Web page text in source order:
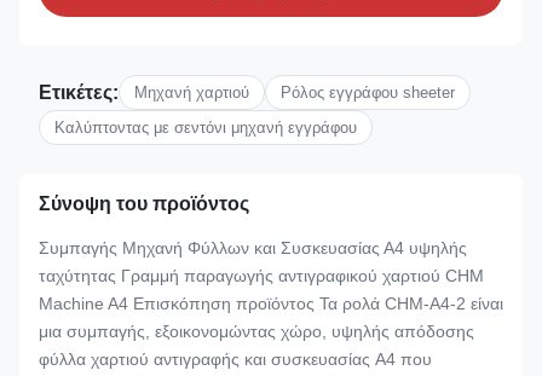
Ετικέτες: Μηχανή χαρτιού
Ρόλος εγγράφου sheeter
Καλύπτοντας με σεντόνι μηχανή εγγράφου
Σύνοψη του προϊόντος
Συμπαγής Μηχανή Φύλλων και Συσκευασίας Α4 υψηλής
ταχύτητας Γραμμή παραγωγής αντιγραφικού χαρτιού CHM
Machine A4 Επισκόπηση προϊόντος Τα ρολά CHM-A4-2 είναι
μια συμπαγής, εξοικονομώντας χώρο, υψηλής απόδοσης
φύλλα χαρτιού αντιγραφής και συσκευασίας A4 που